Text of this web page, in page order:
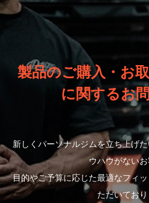
製品のご購入・お
に関するお
新しくパーソナルジムを立ち上げ
ウハウがない
目的やご予算に応じた最適なフィ
ただいており